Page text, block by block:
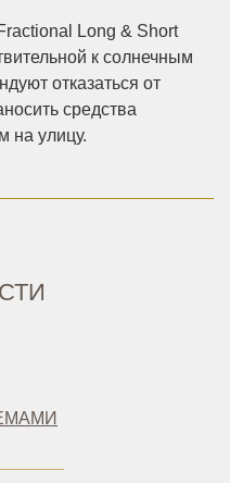
Long & Short
к солнечным
отказаться от
средства
на улицу.